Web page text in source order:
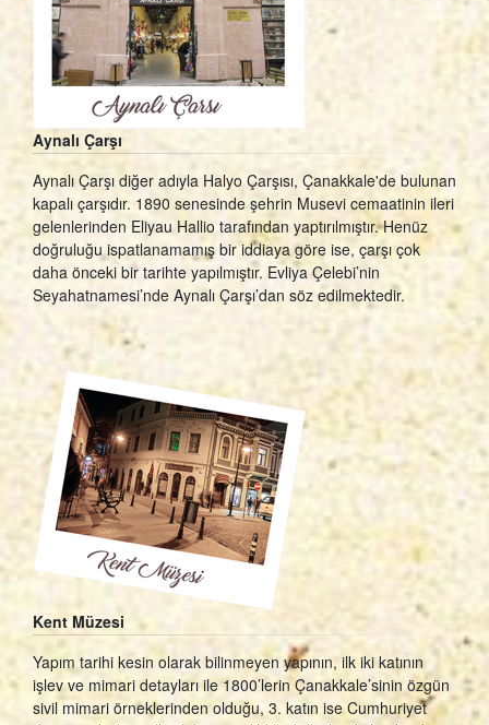
Aynalı Çarşı
Aynalı Çarşı diğer adıyla Halyo Çarşısı, Çanakkale'de bulunan
kapalı çarşıdır. 1890 senesinde şehrin Musevi cemaatinin ileri
gelenlerinden Eliyau Hallio tarafından yaptırılmıştır. Henüz
doğruluğu ispatlanamamış bir iddiaya göre ise, çarşı çok
daha önceki bir tarihte yapılmıştır. Evliya Çelebi’nin
Seyahatnamesi’nde Aynalı Çarşı’dan söz edilmektedir.
Kent Müzesi
Yapım tarihi kesin olarak bilinmeyen yapının, ilk iki katının
işlev ve mimari detayları ile 1800’lerin Çanakkale’sinin özgün
sivil mimari örneklerinden olduğu, 3. katın ise Cumhuriyet